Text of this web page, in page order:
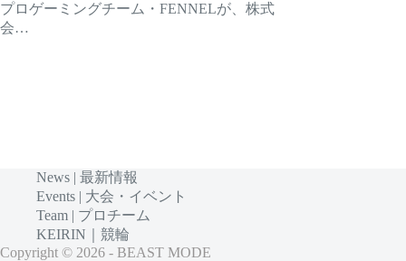
プロゲーミングチーム・FENNELが、株式
会…
News | 最新情報
Events | 大会・イベント
Team | プロチーム
KEIRIN｜競輪
Copyright © 2026 - BEAST MODE